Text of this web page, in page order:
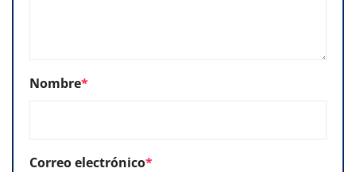
Nombre*
Correo electrónico*